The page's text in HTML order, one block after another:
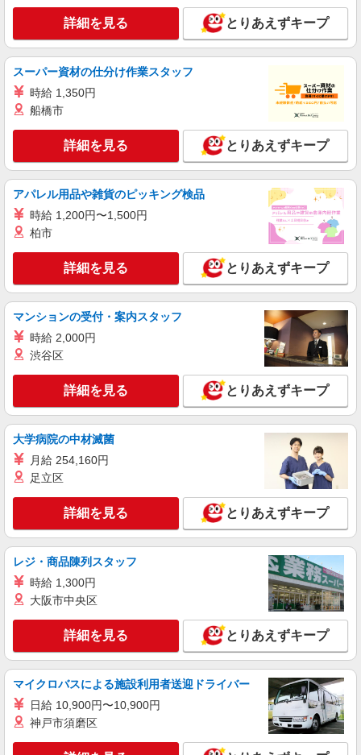
い・週払い可能（規程有）★ ゜・。○。・゜
+゜・。○。・゜+゜
キープ 詳細を見る
詳細を見る とりあえずキープ
スーパー資材の仕分け作業スタッフ
時給 1,350円
船橋市
詳細を見る とりあえずキープ
アパレル用品や雑貨のピッキング検品
時給 1,200円〜1,500円
柏市
詳細を見る とりあえずキープ
マンションの受付・案内スタッフ
時給 2,000円
渋谷区
詳細を見る とりあえずキープ
大学病院の中材滅菌
月給 254,160円
足立区
詳細を見る とりあえずキープ
レジ・商品陳列スタッフ
時給 1,300円
大阪市中央区
詳細を見る とりあえずキープ
マイクロバスによる施設利用者送迎ドライバー
日給 10,900円〜10,900円
神戸市須磨区